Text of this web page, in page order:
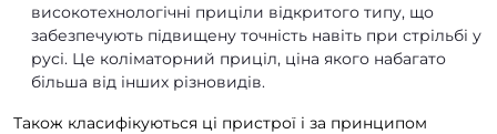
високотехнологічні приціли відкритого типу, що
забезпечують підвищену точність навіть при стрільбі у
русі. Це коліматорний приціл, ціна якого набагато
більша від інших різновидів.
Також класифікуються ці пристрої і за принципом